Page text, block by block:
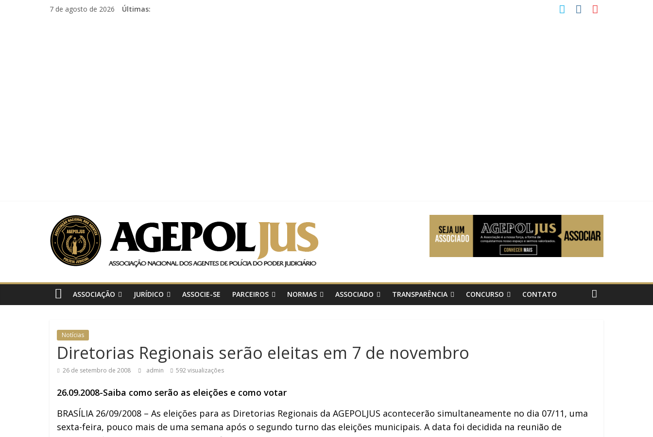
7 de agosto de 2026 Últimas:
AGEPOLJUS
Associação
Nacional
dos
Polícia
Judiciária
ASSOCIAÇÃO JURÍDICO ASSOCIE-SE PARCEIROS NORMAS ASSOCIADO TRANSPARÊNCIA CONCURSO CONTATO
Notícias
Diretorias Regionais serão eleitas em 7 de novembro
26 de setembro de 2008 admin 592 visualizações
26.09.2008-Saiba como serão as eleições e como votar
BRASÍLIA 26/09/2008 – As eleições para as Diretorias Regionais da AGEPOLJUS acontecerão simultaneamente no dia 07/11, uma
sexta-feira, pouco mais de uma semana após o segundo turno das eleições municipais. A data foi decidida na reunião de